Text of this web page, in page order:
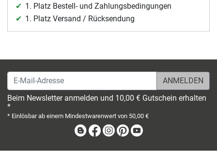
1. Platz Bestell- und Zahlungsbedingungen
1. Platz Versand / Rücksendung
E-Mail-Adresse
Beim Newsletter anmelden und 10,00 € Gutschein erhalten
*
* Einlösbar ab einem Mindestwarenwert von 50,00 €
BlogFacebook
Instagram
Pinterest